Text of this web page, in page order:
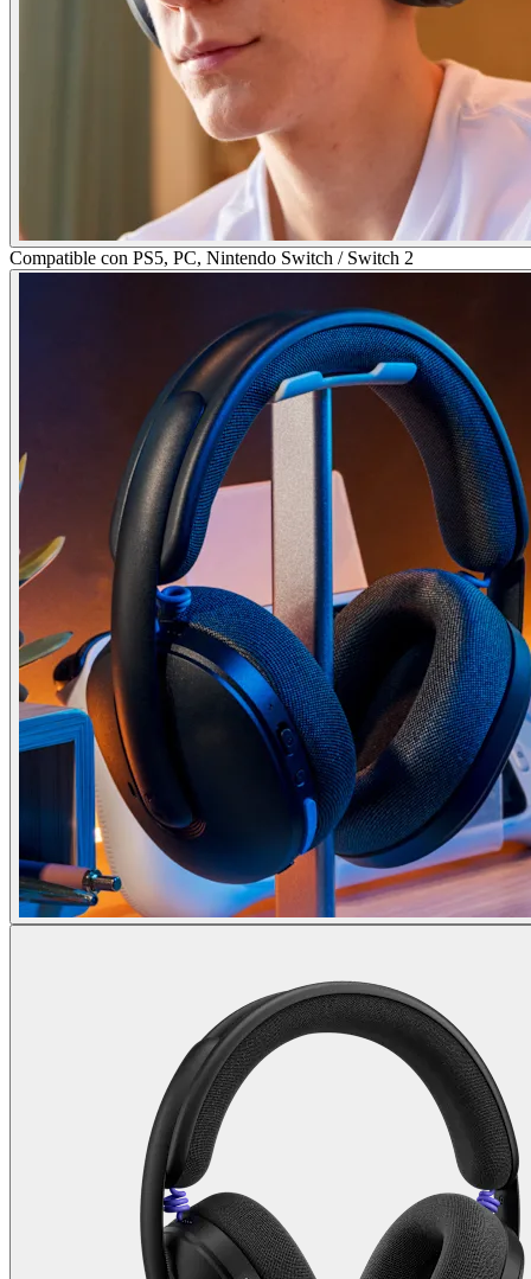
Compatible con PS5, PC, Nintendo Switch / Switch 2